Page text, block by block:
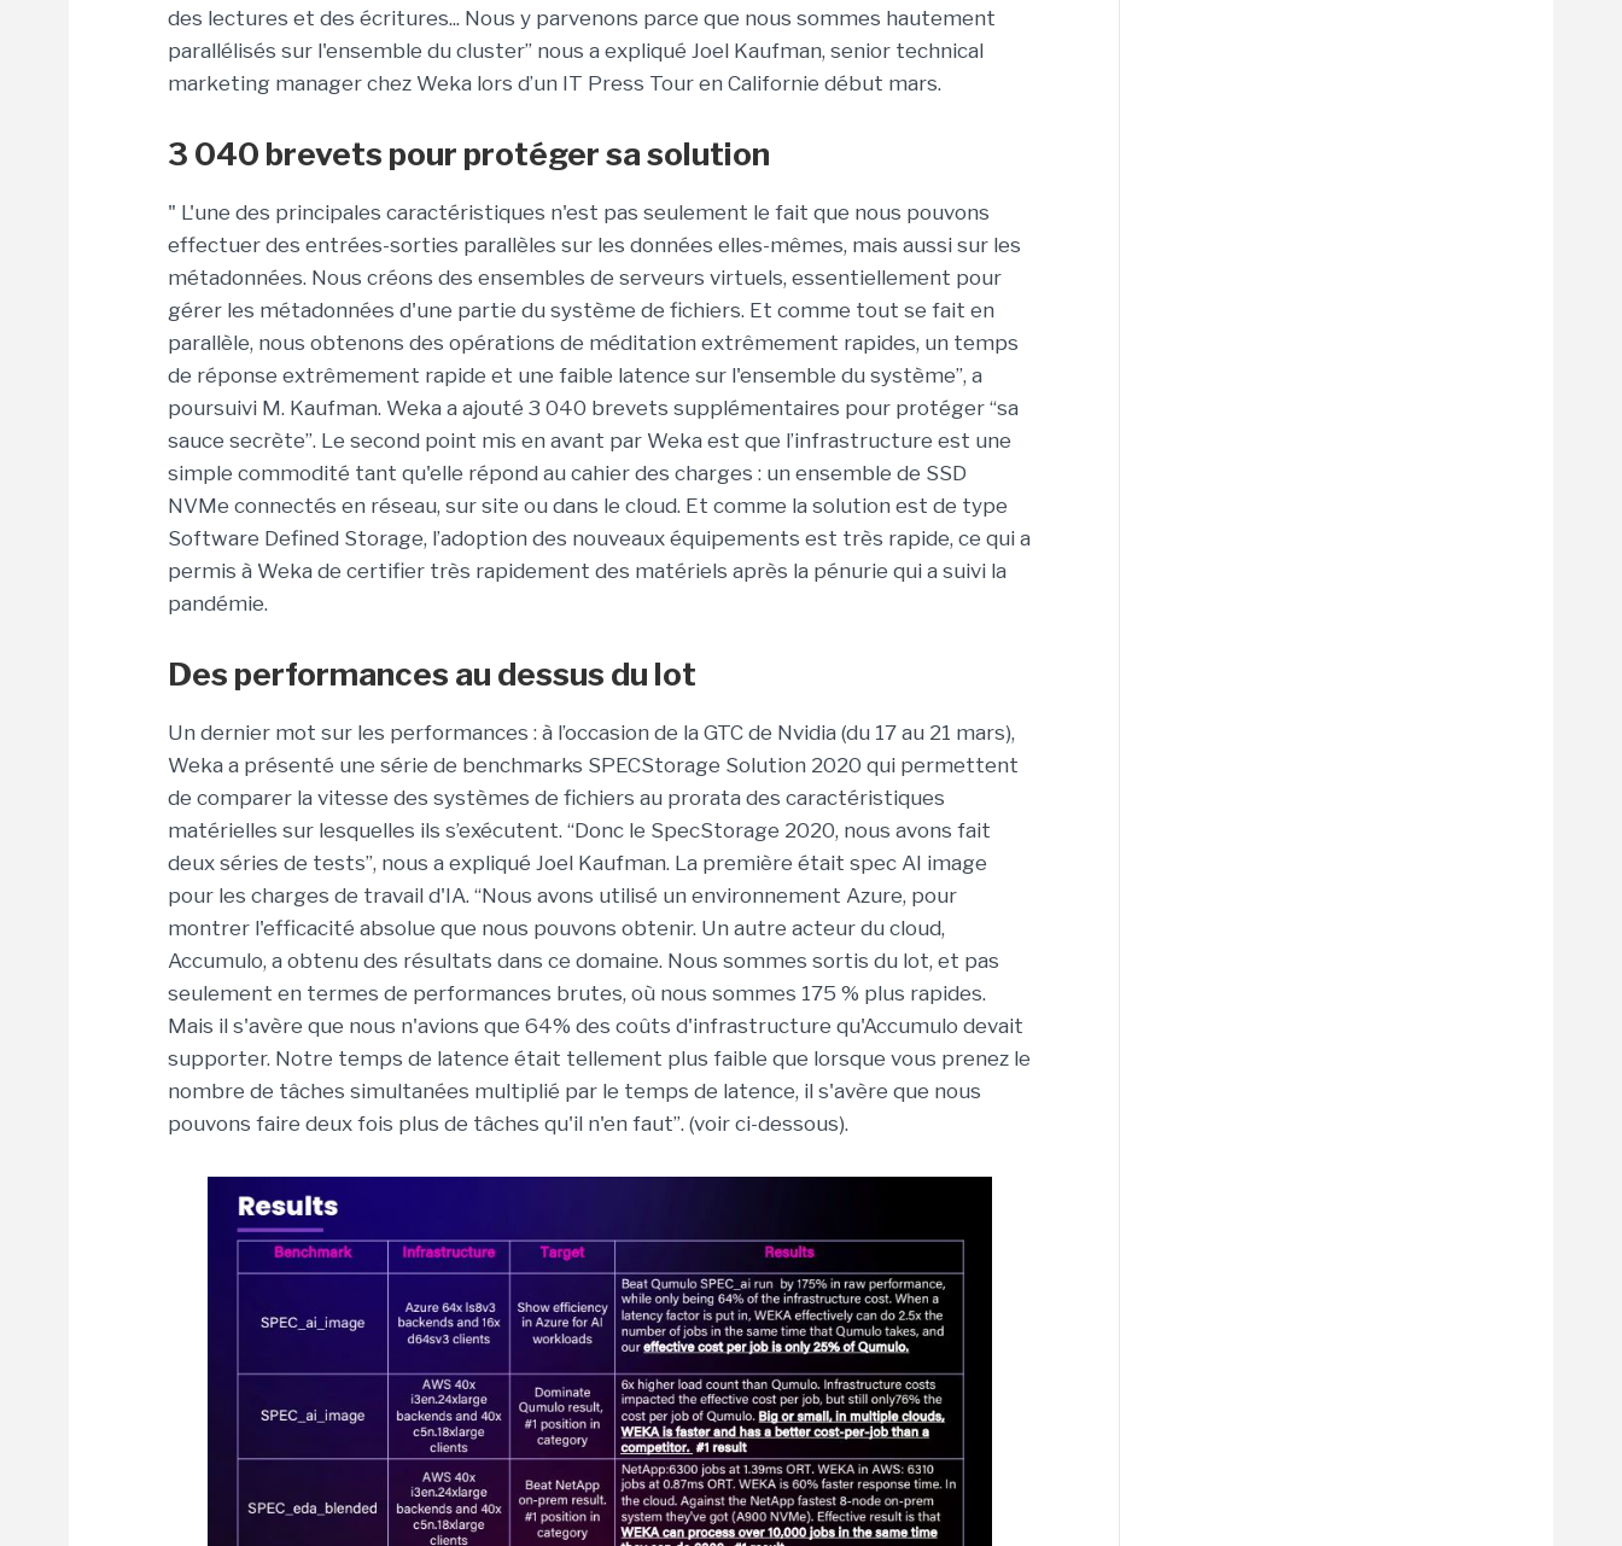
des lectures et des écritures... Nous y parvenons parce que nous sommes hautement
parallélisés sur l'ensemble du cluster” nous a expliqué Joel Kaufman, senior technical
marketing manager chez Weka lors d’un IT Press Tour en Californie début mars.
3 040 brevets pour protéger sa solution
" L'une des principales caractéristiques n'est pas seulement le fait que nous pouvons
effectuer des entrées-sorties parallèles sur les données elles-mêmes, mais aussi sur les
métadonnées. Nous créons des ensembles de serveurs virtuels, essentiellement pour
gérer les métadonnées d'une partie du système de fichiers. Et comme tout se fait en
parallèle, nous obtenons des opérations de méditation extrêmement rapides, un temps
de réponse extrêmement rapide et une faible latence sur l'ensemble du système”, a
poursuivi M. Kaufman. Weka a ajouté 3 040 brevets supplémentaires pour protéger “sa
sauce secrète”. Le second point mis en avant par Weka est que l’infrastructure est une
simple commodité tant qu'elle répond au cahier des charges : un ensemble de SSD
NVMe connectés en réseau, sur site ou dans le cloud. Et comme la solution est de type
Software Defined Storage, l’adoption des nouveaux équipements est très rapide, ce qui a
permis à Weka de certifier très rapidement des matériels après la pénurie qui a suivi la
pandémie.
Des performances au dessus du lot
Un dernier mot sur les performances : à l’occasion de la GTC de Nvidia (du 17 au 21 mars),
Weka a présenté une série de benchmarks SPECStorage Solution 2020 qui permettent
de comparer la vitesse des systèmes de fichiers au prorata des caractéristiques
matérielles sur lesquelles ils s’exécutent. “Donc le SpecStorage 2020, nous avons fait
deux séries de tests”, nous a expliqué Joel Kaufman. La première était spec AI image
pour les charges de travail d'IA. “Nous avons utilisé un environnement Azure, pour
montrer l'efficacité absolue que nous pouvons obtenir. Un autre acteur du cloud,
Accumulo, a obtenu des résultats dans ce domaine. Nous sommes sortis du lot, et pas
seulement en termes de performances brutes, où nous sommes 175 % plus rapides.
Mais il s'avère que nous n'avions que 64% des coûts d'infrastructure qu'Accumulo devait
supporter. Notre temps de latence était tellement plus faible que lorsque vous prenez le
nombre de tâches simultanées multiplié par le temps de latence, il s'avère que nous
pouvons faire deux fois plus de tâches qu'il n'en faut”. (voir ci-dessous).